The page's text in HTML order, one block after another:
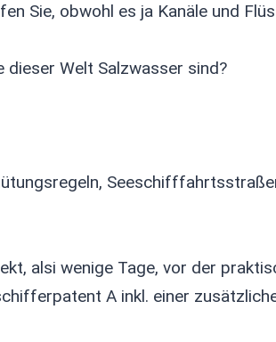
Sie, obwohl es ja Kanäle und
dieser Welt Salzwasser sind?
alsi wenige Tage, vor der
A inkl. einer